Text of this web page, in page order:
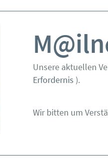
Unsere aktuellen
Erfordernis ).
Wir bitten um